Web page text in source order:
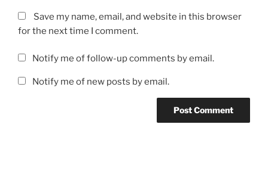
Save my name, email, and website in this browser
for the next time I comment.
Notify me of follow-up comments by email.
Notify me of new posts by email.